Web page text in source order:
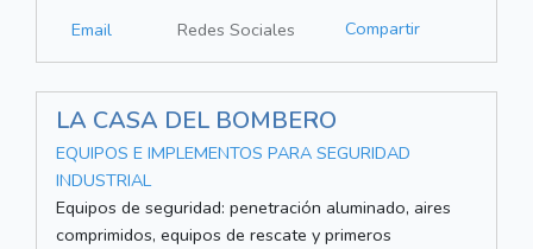
Email
Redes Sociales Compartir
LA CASA DEL BOMBERO
EQUIPOS E IMPLEMENTOS PARA SEGURIDAD
INDUSTRIAL
Equipos de seguridad: penetración aluminado, aires
comprimidos, equipos de rescate y primeros